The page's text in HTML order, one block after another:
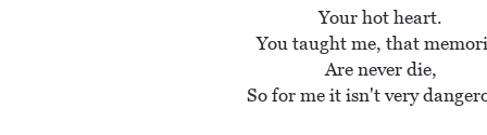
Your hot heart.
You taught me, that
Are never die,
So for me it isn't very